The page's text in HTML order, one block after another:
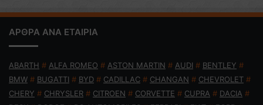
ΑΡΘΡΑ ΑΝΑ ΕΤΑΙΡΙΑ
ABARTH # ALFA ROMEO # ASTON MARTIN # AUDI # BENTLEY #
BMW # BUGATTI # BYD # CADILLAC # CHANGAN # CHEVROLET #
CHERY # CHRYSLER # CITROEN # CORVETTE # CUPRA # DACIA #